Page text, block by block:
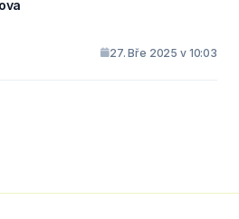
27. Bře 2025 v 10:03